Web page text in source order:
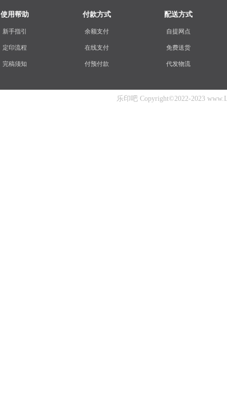
使用帮助
新手指引
定印流程
完稿须知
付款方式
余额支付
在线支付
付预付款
配送方式
自提网点
免费送货
代发物流
乐印吧 Copyright©2022-2023